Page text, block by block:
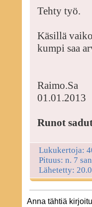
Tehty työ.
Käsillä vaiko
kumpi saa
Raimo.Sa
01.01.2013
Runot
Lukukertoja:
Pituus: n. 7
Lähetetty:
Anna tähtiä